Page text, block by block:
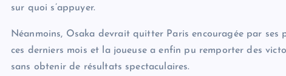
sur quoi s’appuyer.
Néanmoins, Osaka devrait quitter Paris encouragée par
ces derniers mois et la joueuse a enfin pu remporter des
sans obtenir de résultats spectaculaires.